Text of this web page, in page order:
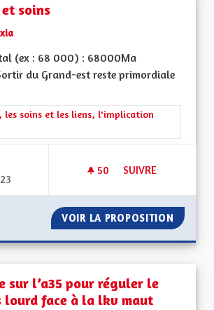
soins
(ex : 68 000) : 68000Ma
du Grand-est reste primordiale
de la catégorie : Les solidarités, les soins
les soins et les liens, l'implication
50 50 ABONNÉS
SUIVRE
VOIR LA PROPOSITION
sur l’a35 pour réguler le
face à la lkv maut